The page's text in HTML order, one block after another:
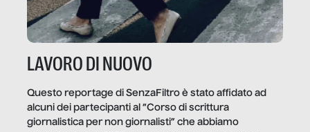
LAVORO DI NUOVO
Questo reportage di SenzaFiltro è stato affidato ad
alcuni dei partecipanti al “Corso di scrittura
giornalistica per non giornalisti” che abbiamo